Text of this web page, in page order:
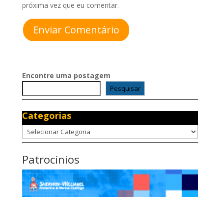
próxima vez que eu comentar.
Enviar Comentário
Encontre uma postagem
Pesquisar
Categorias
Categorias
Patrocínios